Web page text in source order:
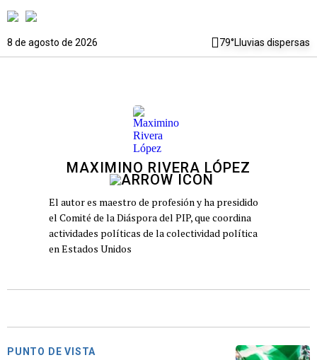
8 de agosto de 2026 79°Lluvias dispersas
MAXIMINO RIVERA LÓPEZ
El autor es maestro de profesión y ha presidido
el Comité de la Diáspora del PIP, que coordina
actividades políticas de la colectividad política
en Estados Unidos
PUNTO DE VISTA